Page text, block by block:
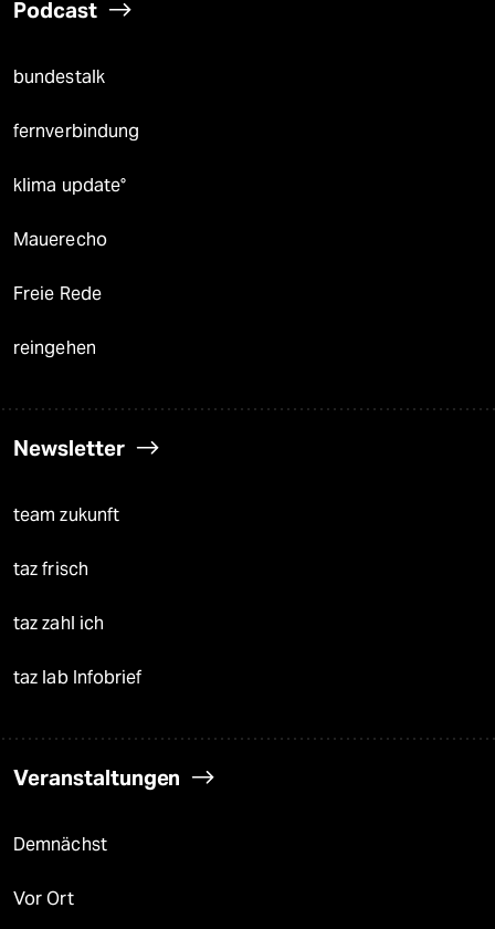
Podcast
bundestalk
fernverbindung
klima update°
Mauerecho
Freie Rede
reingehen
Newsletter
team zukunft
taz frisch
taz zahl ich
taz lab Infobrief
Veranstaltungen
Demnächst
Vor Ort